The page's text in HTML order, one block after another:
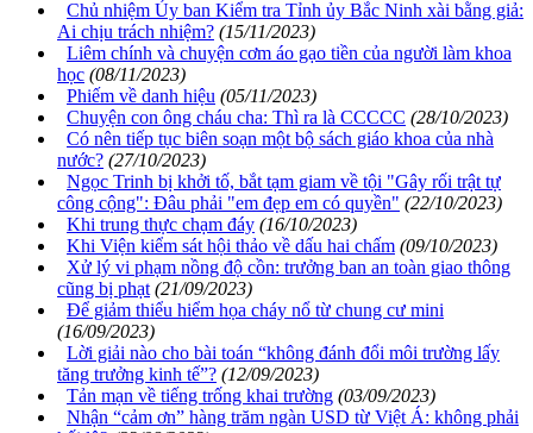
Chủ nhiệm Ủy ban Kiểm tra Tỉnh ủy Bắc Ninh xài bằng giả:
Ai chịu trách nhiệm? (15/11/2023)
Liêm chính và chuyện cơm áo gạo tiền của người làm khoa
học (08/11/2023)
Phiếm về danh hiệu (05/11/2023)
Chuyện con ông cháu cha: Thì ra là CCCCC (28/10/2023)
Có nên tiếp tục biên soạn một bộ sách giáo khoa của nhà
nước? (27/10/2023)
Ngọc Trinh bị khởi tố, bắt tạm giam về tội "Gây rối trật tự
công cộng": Đâu phải "em đẹp em có quyền" (22/10/2023)
Khi trung thực chạm đáy (16/10/2023)
Khi Viện kiểm sát hội thảo về dấu hai chấm (09/10/2023)
Xử lý vi phạm nồng độ cồn: trưởng ban an toàn giao thông
cũng bị phạt (21/09/2023)
Để giảm thiểu hiểm họa cháy nổ từ chung cư mini
(16/09/2023)
Lời giải nào cho bài toán “không đánh đổi môi trường lấy
tăng trưởng kinh tế”? (12/09/2023)
Tản mạn về tiếng trống khai trường (03/09/2023)
Nhận “cảm ơn” hàng trăm ngàn USD từ Việt Á: không phải